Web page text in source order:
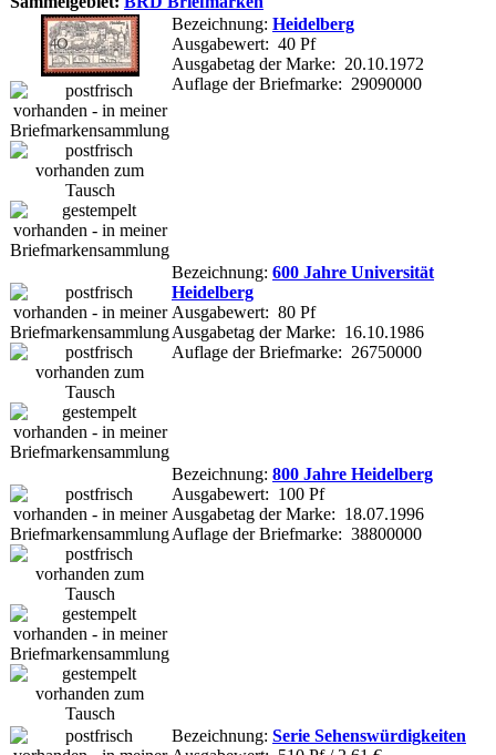
Bezeichnung: Heidelberg
Ausgabewert: 40 Pf
Ausgabetag der Marke: 20.10.1972
Auflage der Briefmarke: 29090000
Bezeichnung: 600 Jahre Universität
Heidelberg
Ausgabewert: 80 Pf
Ausgabetag der Marke: 16.10.1986
Auflage der Briefmarke: 26750000
Bezeichnung: 800 Jahre Heidelberg
Ausgabewert: 100 Pf
Ausgabetag der Marke: 18.07.1996
Auflage der Briefmarke: 38800000
Bezeichnung: Serie Sehenswürdigkeiten